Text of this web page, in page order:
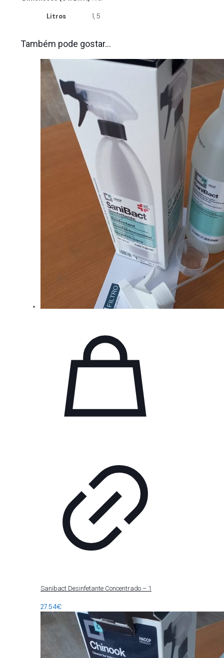
Litros 1, 5
Também pode gostar…
Sanibact Desinfetante Concentrado – 1
27.54€